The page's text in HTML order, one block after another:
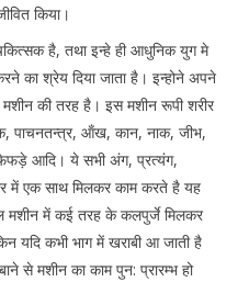
किया।
है, तथा इन्हे ही आधुनिक युग मे
का श्रेय दिया जाता है। इन्होने अपने
की तरह है। इस मशीन रूपी शरीर
पाचनतन्त्र, ऑंख, कान, नाक, जीभ,
फेफड़े आदि। ये सभी अंग, प्रत्यंग,
में एक साथ मिलकर काम करते है यह
मशीन में कई तरह के कलपुर्जे मिलकर
यदि कभी भाग में खराबी आ जाती है
से मशीन का काम पुन: प्रारम्भ हो